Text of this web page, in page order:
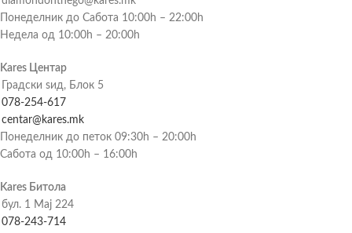
Понеделник до Сабота 10:00h – 22:00h
Недела од 10:00h – 20:00h
Kares Центар
Градски ѕид, Блок 5
078-254-617
centar@kares.mk
Понеделник до петок 09:30h – 20:00h
Сабота од 10:00h – 16:00h
Kares Битола
бул. 1 Мај 224
078-243-714